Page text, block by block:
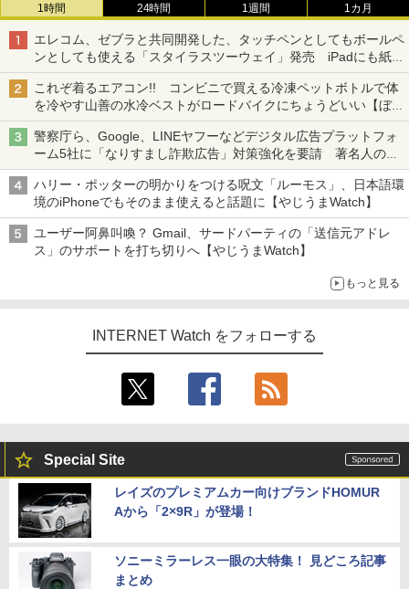
1時間 24時間 1週間 1カ月
エレコム、ゼブラと共同開発した、タッチペンとしてもボールペ
ンとしても使える「スタイラスツーウェイ」発売 iPadにも紙に
も、持ち替えずに書き込める
これぞ着るエアコン!! コンビニで買える冷凍ペットボトルで体
を冷やす山善の水冷ベストがロードバイクにちょうどいい【ぼっ
ち・ざ・ろーど！その14】【空いた時間でなにしてる？】
警察庁ら、Google、LINEヤフーなどデジタル広告プラットフォ
ーム5社に「なりすまし詐欺広告」対策強化を要請 著名人の写
真や映像を使った投資詐欺などへの対策として
ハリー・ポッターの明かりをつける呪文「ルーモス」、日本語環
境のiPhoneでもそのまま使えると話題に【やじうまWatch】
ユーザー阿鼻叫喚？ Gmail、サードパーティの「送信元アドレ
ス」のサポートを打ち切りへ【やじうまWatch】
もっと見る
INTERNET Watch をフォローする
Special Site
レイズのプレミアムカー向けブランドHOMUR
Aから「2×9R」が登場！
ソニーミラーレス一眼の大特集！ 見どころ記事
まとめ